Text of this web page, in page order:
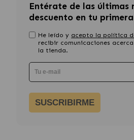
Entérate de las últimas
descuento en tu
He leído y acepto la política
recibir comunicaciones
la tienda.
SUSCRIBIRME